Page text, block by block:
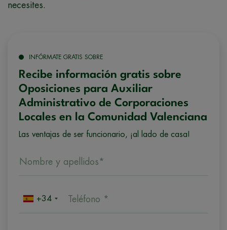
necesites.
INFÓRMATE GRATIS SOBRE
Recibe información gratis sobre
Oposiciones para Auxiliar
Administrativo de Corporaciones
Locales en la Comunidad Valenciana
Las ventajas de ser funcionario, ¡al lado de casa!
Nombre y apellidos*
+34 Teléfono *